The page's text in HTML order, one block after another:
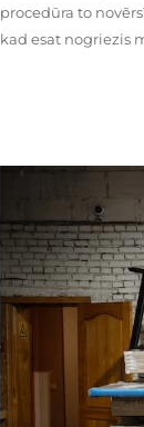
procedūra to
kad esat nogriezis